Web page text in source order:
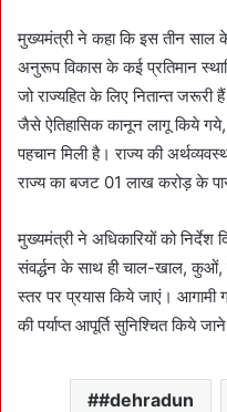
मुख्यमंत्री ने कहा कि इस तीन
अनुरूप विकास के कई प्रतिमान
जो राज्यहित के लिए नितान्त जरूरी
जैसे ऐतिहासिक कानून लागू किये
पहचान मिली है। राज्य की
राज्य का बजट 01 लाख करोड़ के
मुख्यमंत्री ने अधिकारियों को
संवर्द्धन के साथ ही चाल-खाल, कुओं,
स्तर पर प्रयास किये जाएं।
की पर्याप्त आपूर्ति सुनिश्चित किये
#dehradun